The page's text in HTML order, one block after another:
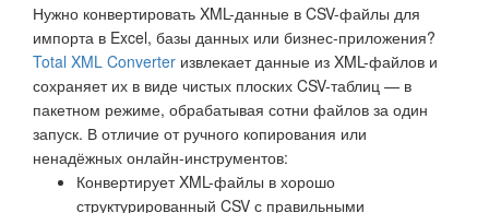
Нужно конвертировать XML-данные в CSV-файлы для
импорта в Excel, базы данных или бизнес-приложения?
Total XML Converter извлекает данные из XML-файлов и
сохраняет их в виде чистых плоских CSV-таблиц — в
пакетном режиме, обрабатывая сотни файлов за один
запуск. В отличие от ручного копирования или
ненадёжных онлайн-инструментов:
Конвертирует XML-файлы в хорошо
структурированный CSV с правильными